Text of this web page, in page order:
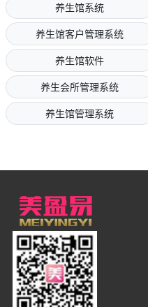
养生馆系统
养生馆客户管理系统
养生馆软件
养生会所管理系统
养生馆管理系统